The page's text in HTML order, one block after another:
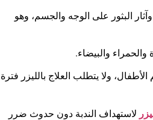
البثور على الوجه والجسم، وهو
والحمراء والبيضاء.
ولا يتطلب العلاج بالليزر فترة
لاستهداف الندبة دون حدوث ضرر